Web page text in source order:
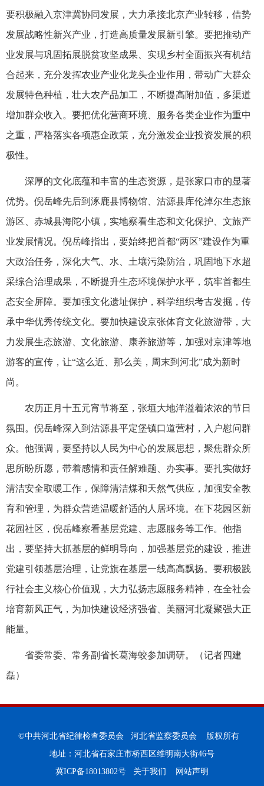
要积极融入京津冀协同发展，大力承接北京产业转移，借势
发展战略性新兴产业，打造高质量发展新引擎。要把推动产
业发展与巩固拓展脱贫攻坚成果、实现乡村全面振兴有机结
合起来，充分发挥农业产业化龙头企业作用，带动广大群众
发展特色种植，壮大农产品加工，不断提高附加值，多渠道
增加群众收入。要把优化营商环境、服务各类企业作为重中
之重，严格落实各项惠企政策，充分激发企业投资发展的积
极性。
深厚的文化底蕴和丰富的生态资源，是张家口市的显著
优势。倪岳峰先后到涿鹿县博物馆、沽源县库伦淖尔生态旅
游区、赤城县海陀小镇，实地察看生态和文化保护、文旅产
业发展情况。倪岳峰指出，要始终把首都“两区”建设作为重
大政治任务，深化大气、水、土壤污染防治，巩固地下水超
采综合治理成果，不断提升生态环境保护水平，筑牢首都生
态安全屏障。要加强文化遗址保护，科学组织考古发掘，传
承中华优秀传统文化。要加快建设京张体育文化旅游带，大
力发展生态旅游、文化旅游、康养旅游等，加强对京津等地
游客的宣传，让“这么近、那么美，周末到河北”成为新时
尚。
农历正月十五元宵节将至，张垣大地洋溢着浓浓的节日
氛围。倪岳峰深入到沽源县平定堡镇口道营村，入户慰问群
众。他强调，要坚持以人民为中心的发展思想，聚焦群众所
思所盼所愿，带着感情和责任解难题、办实事。要扎实做好
清洁安全取暖工作，保障清洁煤和天然气供应，加强安全教
育和管理，为群众营造温暖舒适的人居环境。在下花园区新
花园社区，倪岳峰察看基层党建、志愿服务等工作。他指
出，要坚持大抓基层的鲜明导向，加强基层党的建设，推进
党建引领基层治理，让党旗在基层一线高高飘扬。要积极践
行社会主义核心价值观，大力弘扬志愿服务精神，在全社会
培育新风正气，为加快建设经济强省、美丽河北凝聚强大正
能量。
省委常委、常务副省长葛海蛟参加调研。（记者四建
磊）
©中共河北省纪律检查委员会 河北省监察委员会 版权所有
地址：河北省石家庄市桥西区维明南大街46号
冀ICP备18013802号
关于我们 网站声明